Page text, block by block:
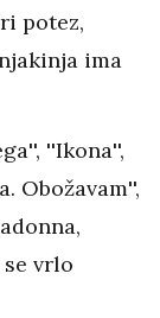
potez,
ima
''Ikona'',
Obožavam'',
vrlo